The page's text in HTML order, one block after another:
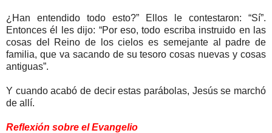
¿Han entendido todo esto?” Ellos le contestaron: “Sí”.
Entonces él les dijo: “Por eso, todo escriba instruido en las
cosas del Reino de los cielos es semejante al padre de
familia, que va sacando de su tesoro cosas nuevas y cosas
antiguas”.
Y cuando acabó de decir estas parábolas, Jesús se marchó
de allí.
Reflexión sobre el Evangelio